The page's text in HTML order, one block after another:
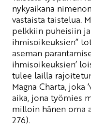
nykyaikana
vastaista taistelua.
pelkkiin puheisiin
ihmisoikeuksien”
aseman
ihmisoikeuksien’
tulee lailla
Magna Charta, joka
aika, jona työmies
milloin hänen oma
276).